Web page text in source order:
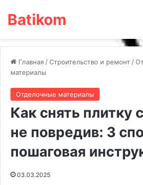
Batikom
Главная /Строительство и ремонт /
материалы
Отделочные материалы
Как снять плитку
не повредив: 3
пошаговая
03.03.2025